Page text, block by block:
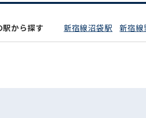
駅から探す 新宿線沼袋駅 新宿